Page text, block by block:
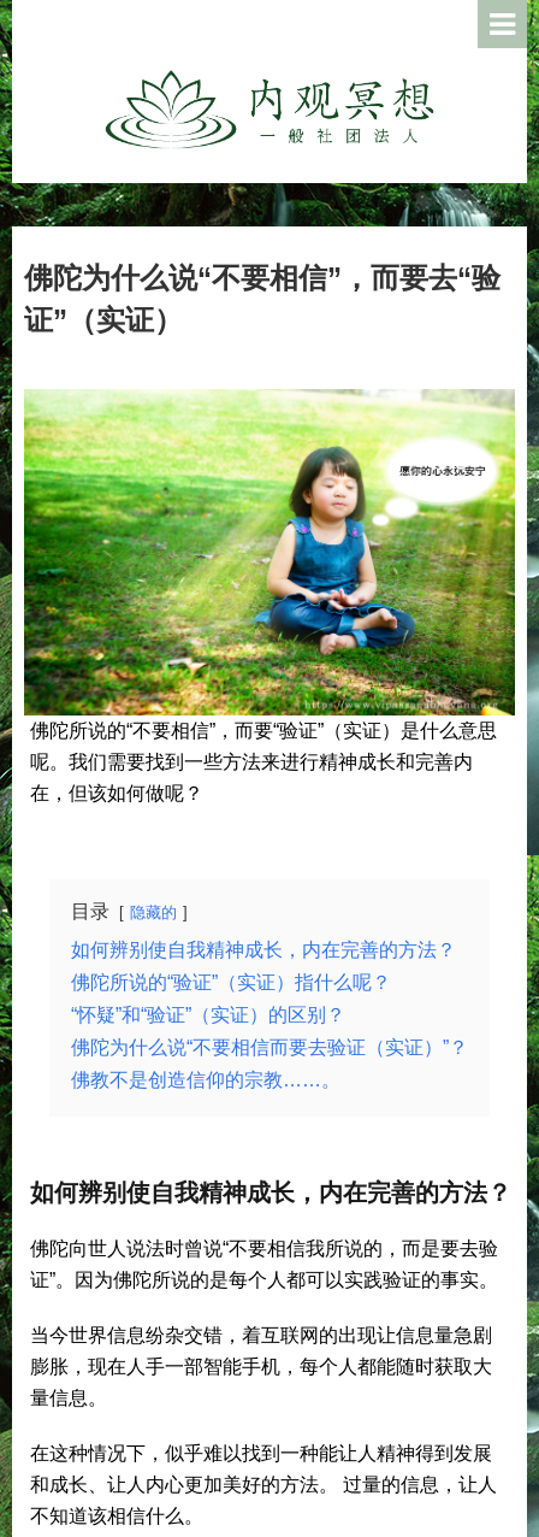
佛陀为什么说“不要相信”，而要去“验
证”（实证）
佛陀所说的“不要相信”，而要“验证”（实证）是什么意思
呢。我们需要找到一些方法来进行精神成长和完善内
在，但该如何做呢？
目录 隐藏的
如何辨别使自我精神成长，内在完善的方法？
佛陀所说的“验证”（实证）指什么呢？
“怀疑”和“验证”（实证）的区别？
佛陀为什么说“不要相信而要去验证（实证）”？
佛教不是创造信仰的宗教……。
如何辨别使自我精神成长，内在完善的方法？
佛陀向世人说法时曾说“不要相信我所说的，而是要去验
证”。因为佛陀所说的是每个人都可以实践验证的事实。
当今世界信息纷杂交错，着互联网的出现让信息量急剧
膨胀，现在人手一部智能手机，每个人都能随时获取大
量信息。
在这种情况下，似乎难以找到一种能让人精神得到发展
和成长、让人内心更加美好的方法。 过量的信息，让人
不知道该相信什么。